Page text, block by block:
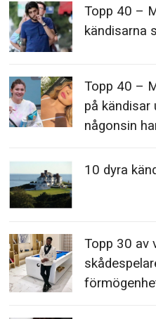
Topp 40 –
kändisarna
Topp 40 –
på kändisar
någonsin
10 dyra
Topp 30 av